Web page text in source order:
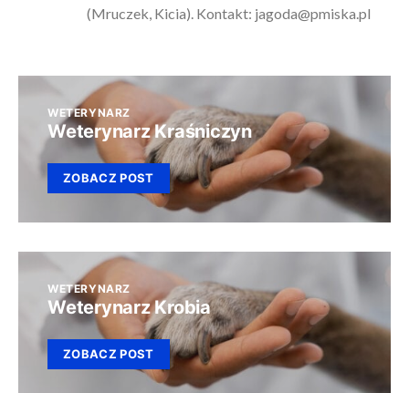
(Mruczek, Kicia). Kontakt: jagoda@pmiska.pl
WETERYNARZ
Weterynarz Kraśniczyn
ZOBACZ POST
WETERYNARZ
Weterynarz Krobia
ZOBACZ POST